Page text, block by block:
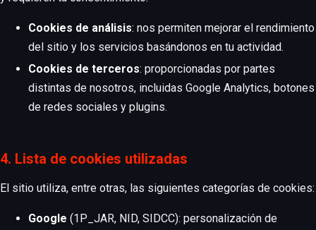
Cookies de análisis: nos permiten mejorar el rendimiento
del sitio y los servicios basándonos en tu actividad.
Cookies de terceros: proporcionadas por partes
distintas de nosotros, incluidas Google Analytics, botones
de redes sociales y plugins.
4. Lista de cookies utilizadas
El sitio utiliza, entre otras, las siguientes categorías de cookies:
Google (1P_JAR, NID, SIDCC): personalización de